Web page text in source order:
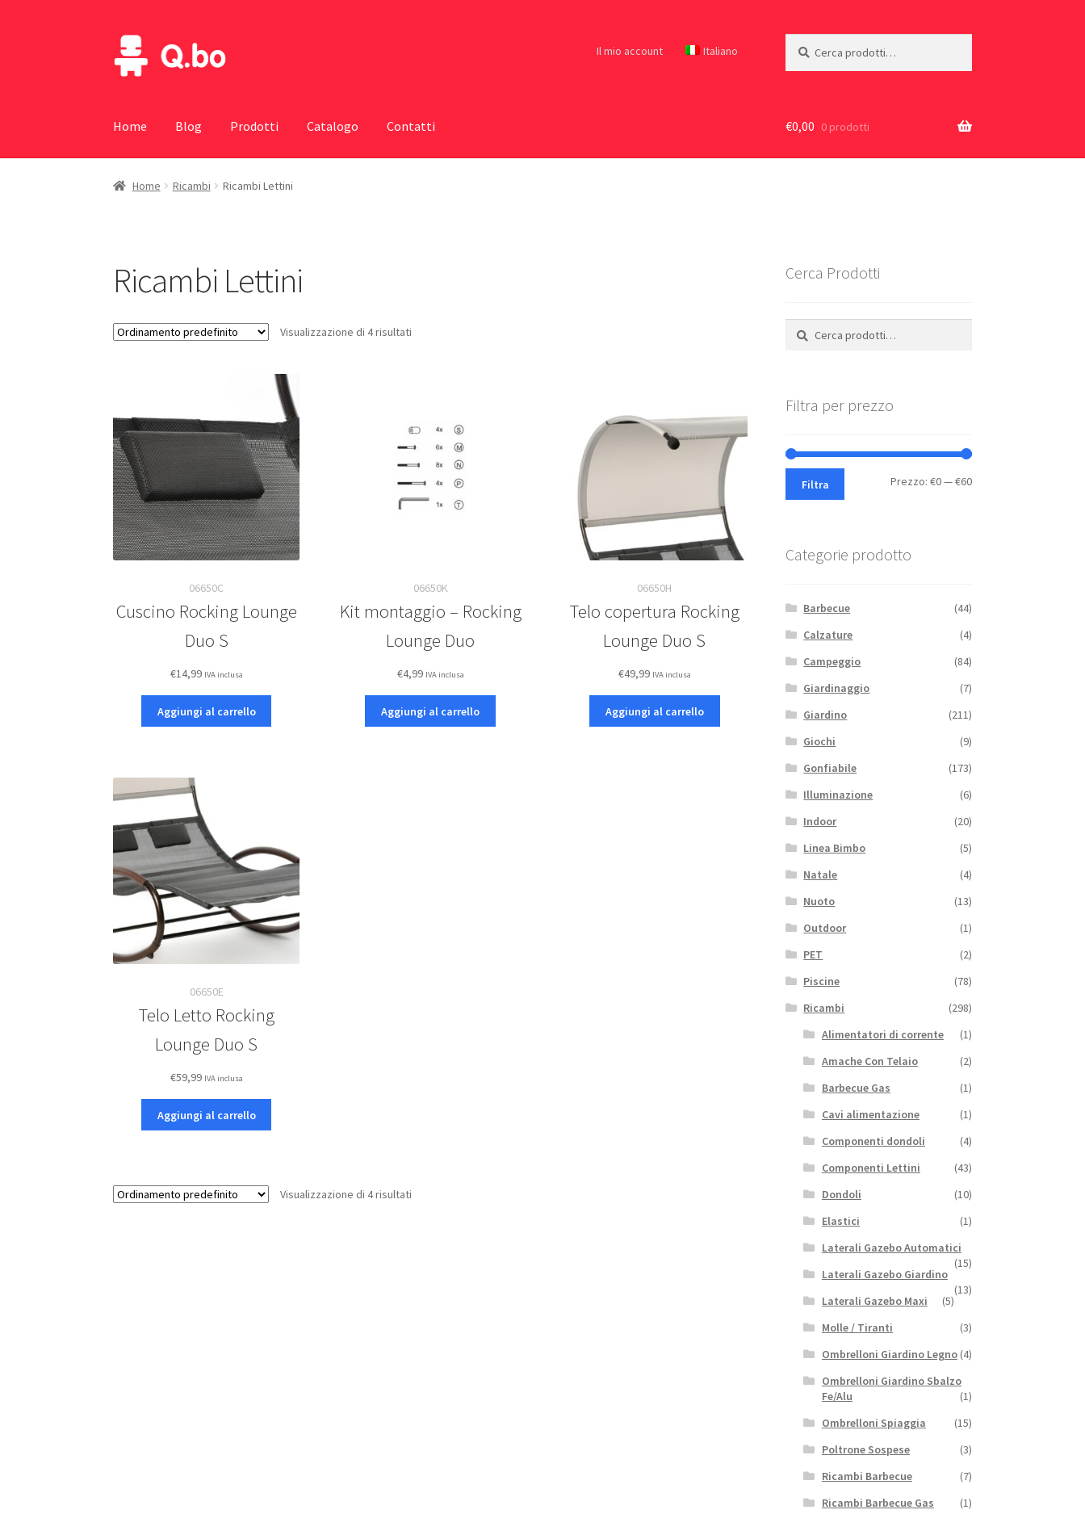
Vai
alla
Vai
al
Il mio account Italiano
Home Blog Prodotti Catalogo Contatti €0,00 0 prodotti
Home Ricambi Ricambi Lettini
Ricambi Lettini
Visualizzazione di 4 risultati
06650C
Cuscino Rocking Lounge
Duo S
€14,99 IVA inclusa
Aggiungi al carrello
06650K
Kit montaggio – Rocking
Lounge Duo
€4,99 IVA inclusa
Aggiungi al carrello
06650H
Telo copertura Rocking
Lounge Duo S
€49,99 IVA inclusa
Aggiungi al carrello
06650E
Telo Letto Rocking
Lounge Duo S
€59,99 IVA inclusa
Aggiungi al carrello
Visualizzazione di 4 risultati
Cerca Prodotti
Cerca:
Cerca
Filtra per prezzo
Prezzo
Prezzo
Filtra Prezzo: €0—€60
Categorie prodotto
Barbecue
(44)
Calzature
(4)
Campeggio
(84)
Giardinaggio
(7)
Giardino
(211)
Giochi
(9)
Gonfiabile
(173)
Illuminazione
(6)
Indoor
(20)
Linea Bimbo
(5)
Natale
(4)
Nuoto
(13)
Outdoor
(1)
PET
(2)
Piscine
(78)
Ricambi
(298)
Alimentatori di corrente
(1)
Amache Con Telaio
(2)
Barbecue Gas
(1)
Cavi alimentazione
(1)
Componenti dondoli
(4)
Componenti Lettini
(43)
Dondoli
(10)
Elastici
(1)
Laterali Gazebo Automatici
(15)
Laterali Gazebo Giardino
(13)
Laterali Gazebo Maxi
(5)
Molle / Tiranti
(3)
Ombrelloni Giardino Legno (4)
Ombrelloni Giardino Sbalzo
Fe/Alu
(1)
Ombrelloni Spiaggia
(15)
Poltrone Sospese
(3)
Ricambi Barbecue
(7)
Ricambi Barbecue Gas
(1)